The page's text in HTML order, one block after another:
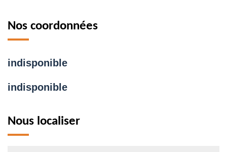
Nos coordonnées
indisponible
indisponible
Nous localiser